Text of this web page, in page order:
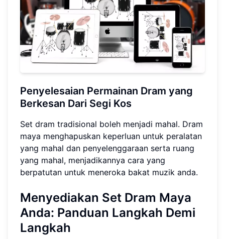
Penyelesaian Permainan Dram yang
Berkesan Dari Segi Kos
Set dram tradisional boleh menjadi mahal. Dram
maya menghapuskan keperluan untuk peralatan
yang mahal dan penyelenggaraan serta ruang
yang mahal, menjadikannya cara yang
berpatutan untuk meneroka bakat muzik anda.
Menyediakan Set Dram Maya
Anda: Panduan Langkah Demi
Langkah